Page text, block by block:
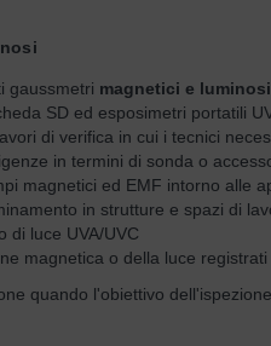
gaussmetri magnetici e luminosi
SD ed esposimetri portatili
di verifica in cui i tecnici
in termini di sonda o
magnetici ed EMF intorno alle
in strutture e spazi di
di luce UVA/UVC
magnetica o della luce registrati
quando l'obiettivo